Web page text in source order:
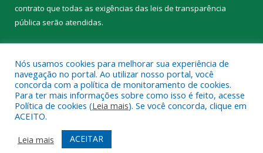
contrato que todas as exigências das leis de transparência
pública serão atendidas.
Todos os direitos reservados a Prefeitura Municipal de Trairão.
Mapa do Site
Acessar Área Administrativa
Acessar Webmail
Nós usamos cookies para melhorar sua experiência de
navegação no portal. Ao utilizar nosso portal, você
concorda com a política de monitoramento de cookies.
Para ter mais informações sobre como isso é feito, acesse
Política de cookies (Leia mais). Se você concorda, clique em
ACEITO.
Leia mais
ACEITAR